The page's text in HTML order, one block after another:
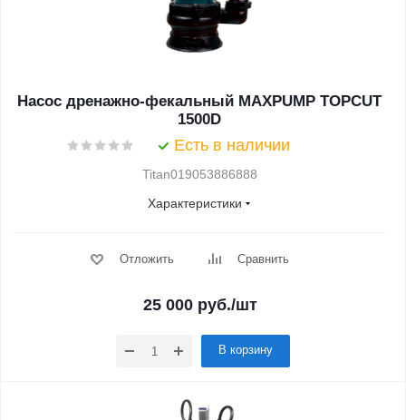
Насос дренажно-фекальный MAXPUMP TOPCUT
1500D
Есть в наличии
Titan019053886888
Характеристики
Отложить Сравнить
25 000руб./шт
В корзину